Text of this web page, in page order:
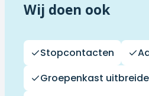
Wij doen ook
Stopcontacten
Groepenkast